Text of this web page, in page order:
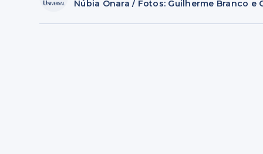
Núbia Onara / Fotos: Guilherme Branco e